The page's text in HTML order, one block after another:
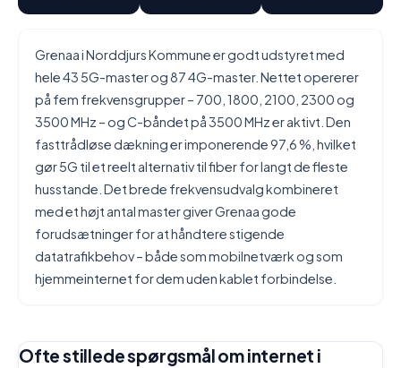
Grenaa i Norddjurs Kommune er godt udstyret med
hele 43 5G-master og 87 4G-master. Nettet opererer
på fem frekvensgrupper – 700, 1800, 2100, 2300 og
3500 MHz – og C-båndet på 3500 MHz er aktivt. Den
fasttrådløse dækning er imponerende 97,6 %, hvilket
gør 5G til et reelt alternativ til fiber for langt de fleste
husstande. Det brede frekvensudvalg kombineret
med et højt antal master giver Grenaa gode
forudsætninger for at håndtere stigende
datatrafikbehov – både som mobilnetværk og som
hjemmeinternet for dem uden kablet forbindelse.
Ofte stillede spørgsmål om internet i